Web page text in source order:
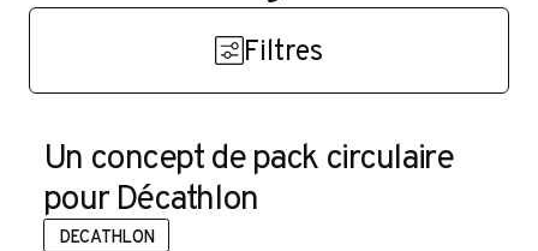
DESIGN PRODUIT
Filtres
Un concept de pack circulaire
pour Décathlon
DECATHLON